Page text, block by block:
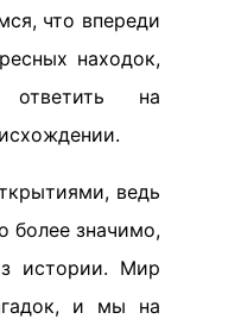
что впереди
находок,
ответить на
ведь
более значимо,
истории. Мир
и мы на